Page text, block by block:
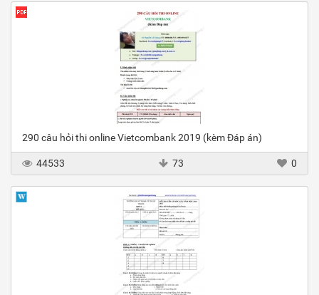
290 câu hỏi thi online Vietcombank 2019 (kèm Đáp án)
44533 73 0